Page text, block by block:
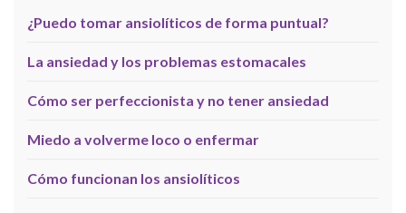
¿Puedo tomar ansiolíticos de forma puntual?
La ansiedad y los problemas estomacales
Cómo ser perfeccionista y no tener ansiedad
Miedo a volverme loco o enfermar
Cómo funcionan los ansiolíticos